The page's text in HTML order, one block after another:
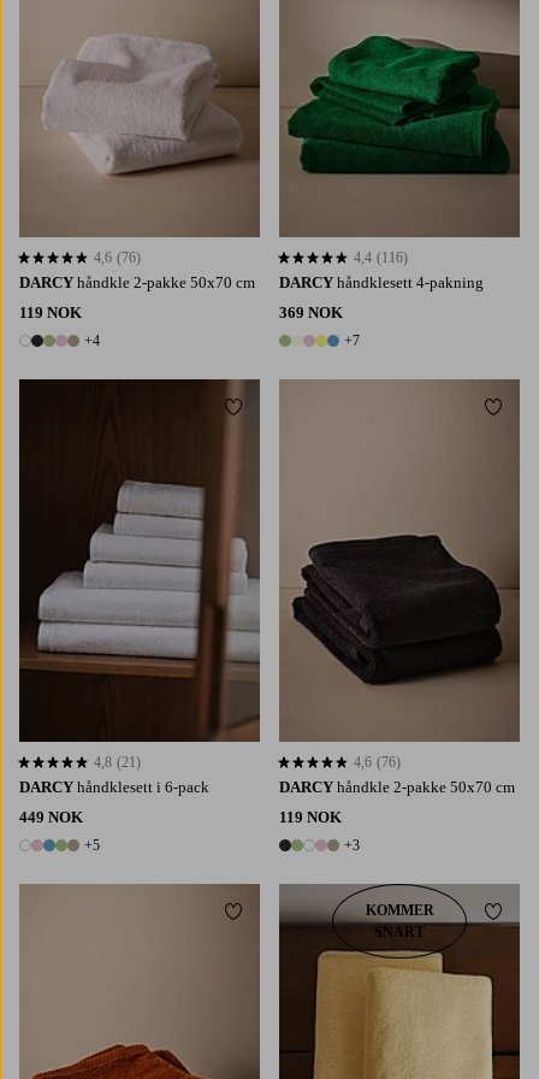
DARCY håndkle 2-pakke 50x70 cm
119 NOK
9 farger
+4
4,6 basert på 76 karaktergivninger
4,6 (76)
DARCY håndklesett 4-pakning
369 NOK
12 farger
+7
4,4 basert på 116 karaktergivninger
4,4 (116)
DARCY håndklesett i 6-pack
449 NOK
10 farger
+5
4,8 basert på 21 karaktergivninger
4,8 (21)
Legg til favoritter
DARCY håndkle 2-pakke 50x70 cm
119 NOK
8 farger
+3
4,6 basert på 76 karaktergivninger
4,6 (76)
Legg
Legg til favoritterKOMMER
SNART
Legg